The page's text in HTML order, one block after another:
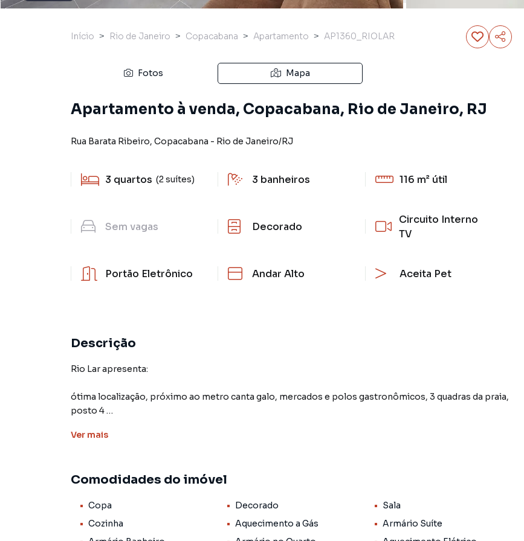
Início Rio de Janeiro Copacabana Apartamento AP1360_RIOLAR
Fotos Mapa
Apartamento à venda, Copacabana, Rio de Janeiro, RJ
Rua Barata Ribeiro, Copacabana - Rio de Janeiro/RJ
3 quartos (2 suítes) 3 banheiros 116 m² útil
Sem vagas Decorado
Circuito Interno
TV
Portão Eletrônico Andar Alto Aceita Pet
Descrição
Rio Lar apresenta:
ótima localização, próximo ao metro canta galo, mercados e polos gastronômicos, 3 quadras da praia,
posto 4
excelente apartamento, claro e arejado, andar alto, todo reformado, tanto hidráulica quanto a elétrica,
sala ampla, 3 quartos sendo 2 suítes, ao todo 3 banheiros, sendo 1 social, cozinha americana, área de
Obs: portaria de 07:00 as 20:00
Ver mais
Comodidades do imóvel
Copa Decorado
Sala
Cozinha
Aquecimento a Gás
Armário Suíte